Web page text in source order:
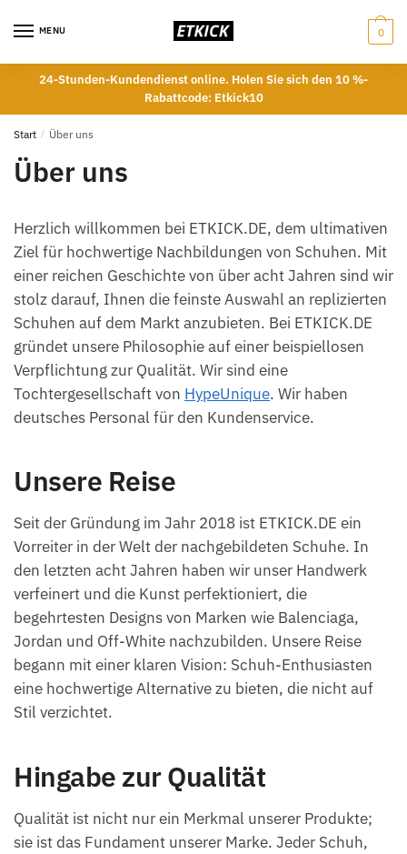
MENU 0
24-Stunden-Kundendienst online. Holen Sie sich den 10 %-
Rabattcode: Etkick10
Start / Über uns
Über uns
Herzlich willkommen bei ETKICK.DE, dem ultimativen
Ziel für hochwertige Nachbildungen von Schuhen. Mit
einer reichen Geschichte von über acht Jahren sind wir
stolz darauf, Ihnen die feinste Auswahl an replizierten
Schuhen auf dem Markt anzubieten. Bei ETKICK.DE
gründet unsere Philosophie auf einer beispiellosen
Verpflichtung zur Qualität. Wir sind eine
Tochtergesellschaft von HypeUnique. Wir haben
deutsches Personal für den Kundenservice.
Unsere Reise
Seit der Gründung im Jahr 2018 ist ETKICK.DE ein
Vorreiter in der Welt der nachgebildeten Schuhe. In
den letzten acht Jahren haben wir unser Handwerk
verfeinert und die Kunst perfektioniert, die
begehrtesten Designs von Marken wie Balenciaga,
Jordan und Off-White nachzubilden. Unsere Reise
begann mit einer klaren Vision: Schuh-Enthusiasten
eine hochwertige Alternative zu bieten, die nicht auf
Stil verzichtet.
Hingabe zur Qualität
Qualität ist nicht nur ein Merkmal unserer Produkte;
sie ist das Fundament unserer Marke. Jeder Schuh,